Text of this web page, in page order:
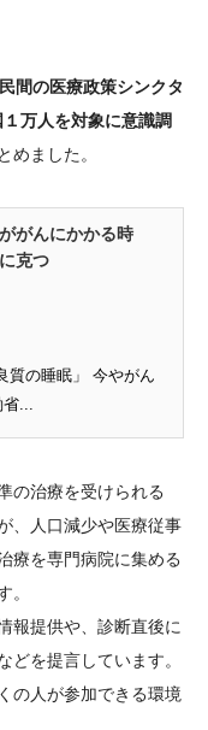
民間の医療政策シンクタ
万人を対象に意識調
めました。
がんにかかる時
克つ
質の睡眠」 今やがん
...
の治療を受けられる
、人口減少や医療従事
療を専門病院に集める
。
報提供や、診断直後に
どを提言しています。
の人が参加できる環境